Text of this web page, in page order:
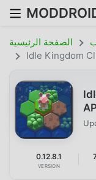
الصفحة الرئيسية
Idle Kingdom
0.12.8.1
VERSION